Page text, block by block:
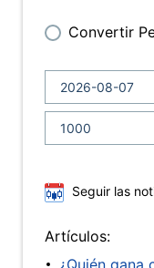
Convertir
Seguir las
Artículos:
¿Quién gana